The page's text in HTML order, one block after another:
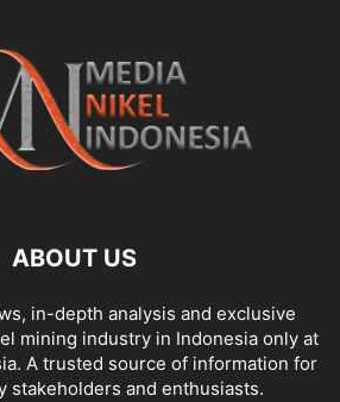
ABOUT US
in-depth analysis and exclusive
mining industry in Indonesia only at
A trusted source of information for
stakeholders and enthusiasts.